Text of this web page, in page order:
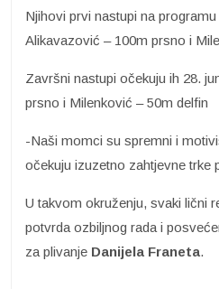
Njihovi prvi nastupi na
Alikavazović – 100m prsno i
Završni nastupi očekuju ih 28.
prsno i Milenković – 50m delfin
-Naši momci su spremni i
očekuju izuzetno zahtjevne trke
U takvom okruženju, svaki lični
potvrda ozbiljnog rada i
za plivanje Danijela Franeta.